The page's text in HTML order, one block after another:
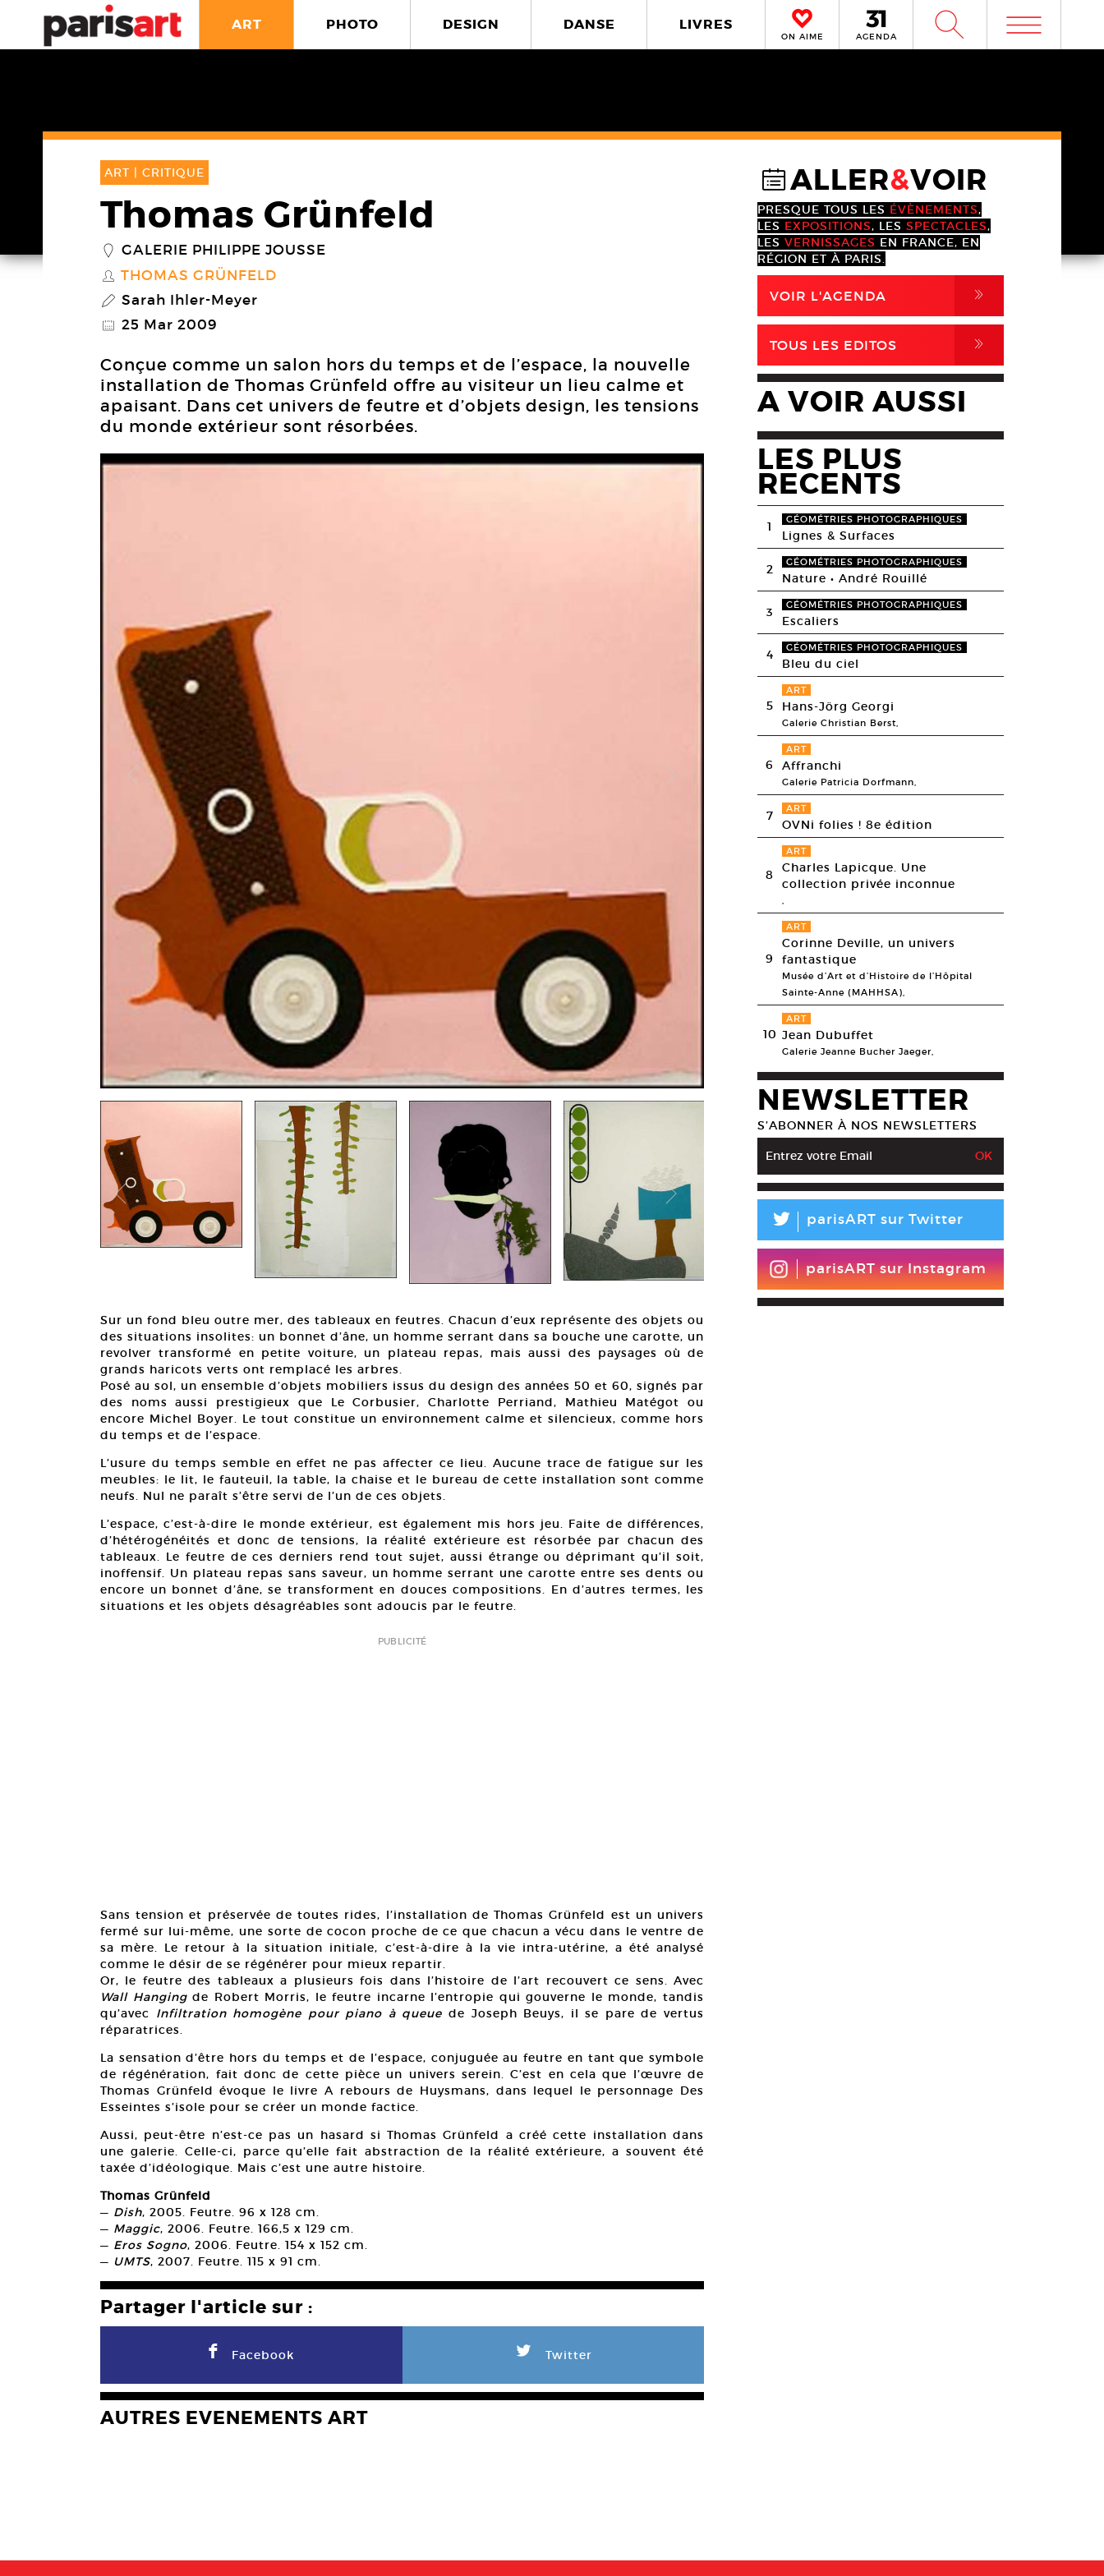
ART PHOTO DESIGN DANSE LIVRES
ON AIME AGENDA W m
ART | CRITIQUE
Thomas Grünfeld
_ GALERIE PHILIPPE JOUSSE
S THOMAS GRÜNFELD
P Sarah Ihler-Meyer
@ 25 Mar 2009
Conçue comme un salon hors du temps et de l’espace, la nouvelle
installation de Thomas Grünfeld offre au visiteur un lieu calme et
apaisant. Dans cet univers de feutre et d’objets design, les tensions
du monde extérieur sont résorbées.
Sur un fond bleu outre mer, des tableaux en feutres. Chacun d’eux représente des objets ou
des situations insolites: un bonnet d’âne, un homme serrant dans sa bouche une carotte, un
revolver transformé en petite voiture, un plateau repas, mais aussi des paysages où de
grands haricots verts ont remplacé les arbres.
Posé au sol, un ensemble d’objets mobiliers issus du design des années 50 et 60, signés par
des noms aussi prestigieux que Le Corbusier, Charlotte Perriand, Mathieu Matégot ou
encore Michel Boyer. Le tout constitue un environnement calme et silencieux, comme hors
du temps et de l’espace.
L’usure du temps semble en effet ne pas affecter ce lieu. Aucune trace de fatigue sur les
meubles: le lit, le fauteuil, la table, la chaise et le bureau de cette installation sont comme
neufs. Nul ne paraît s’être servi de l’un de ces objets.
L’espace, c’est-à-dire le monde extérieur, est également mis hors jeu. Faite de différences,
d’hétérogénéités et donc de tensions, la réalité extérieure est résorbée par chacun des
tableaux. Le feutre de ces derniers rend tout sujet, aussi étrange ou déprimant qu’il soit,
inoffensif. Un plateau repas sans saveur, un homme serrant une carotte entre ses dents ou
encore un bonnet d’âne, se transforment en douces compositions. En d’autres termes, les
situations et les objets désagréables sont adoucis par le feutre.
PUBLICITÉ
Sans tension et préservée de toutes rides, l’installation de Thomas Grünfeld est un univers
fermé sur lui-même, une sorte de cocon proche de ce que chacun a vécu dans le ventre de
sa mère. Le retour à la situation initiale, c’est-à-dire à la vie intra-utérine, a été analysé
comme le désir de se régénérer pour mieux repartir.
Or, le feutre des tableaux a plusieurs fois dans l’histoire de l’art recouvert ce sens. Avec
Wall Hangingde Robert Morris, le feutre incarne l’entropie qui gouverne le monde, tandis
qu’avec Infiltration homogène pour piano à queuede Joseph Beuys, il se pare de vertus
réparatrices.
La sensation d’être hors du temps et de l’espace, conjuguée au feutre en tant que symbole
de régénération, fait donc de cette pièce un univers serein. C’est en cela que l’œuvre de
Thomas Grünfeld évoque le livre A rebours de Huysmans, dans lequel le personnage Des
Esseintes s’isole pour se créer un monde factice.
Aussi, peut-être n’est-ce pas un hasard si Thomas Grünfeld a créé cette installation dans
une galerie. Celle-ci, parce qu’elle fait abstraction de la réalité extérieure, a souvent été
taxée d’idéologique. Mais c’est une autre histoire.
Thomas Grünfeld
— Dish, 2005. Feutre. 96 x 128 cm.
— Maggic, 2006. Feutre. 166,5 x 129 cm.
— Eros Sogno, 2006. Feutre. 154 x 152 cm.
— UMTS, 2007. Feutre. 115 x 91 cm.
Partager l'article sur :
F Facebook L Twitter
AUTRES EVENEMENTS ART
@ALLER&VOIR
PRESQUE TOUS LES ÉVÈNEMENTS,
LES EXPOSITIONS, LES SPECTACLES,
LES VERNISSAGES EN FRANCE, EN
RÉGION ET À PARIS.
VOIR L'AGENDA ,
TOUS LES EDITOS ,
A VOIR AUSSI
LES PLUS
RECENTS
1 GÉOMÉTRIES PHOTOGRAPHIQUES
Lignes & Surfaces
2 GÉOMÉTRIES PHOTOGRAPHIQUES
Nature • André Rouillé
3 GÉOMÉTRIES PHOTOGRAPHIQUES
Escaliers
4 GÉOMÉTRIES PHOTOGRAPHIQUES
Bleu du ciel
5
ART
Hans-Jörg Georgi
Galerie Christian Berst,
6
ART
Affranchi
Galerie Patricia Dorfmann,
7 ART
OVNi folies ! 8e édition
8
ART
Charles Lapicque. Une
collection privée inconnue
,
9
ART
Corinne Deville, un univers
fantastique
Musée d’Art et d’Histoire de l’Hôpital
Sainte-Anne (MAHHSA),
10
ART
Jean Dubuffet
Galerie Jeanne Bucher Jaeger,
NEWSLETTER
S’ABONNER À NOS NEWSLETTERS
L parisART sur Twitter
parisART sur Instagram